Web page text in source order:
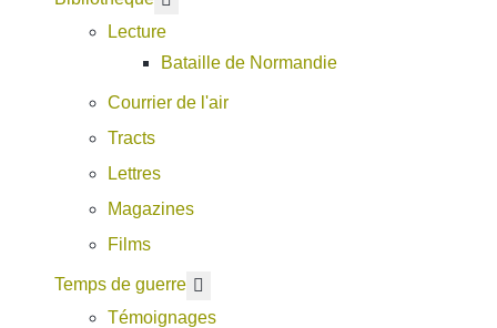
Lecture
Bataille de Normandie
Courrier de l'air
Tracts
Lettres
Magazines
Films
Temps de guerre
Témoignages